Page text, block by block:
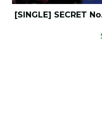
[SINGLE] SECRET